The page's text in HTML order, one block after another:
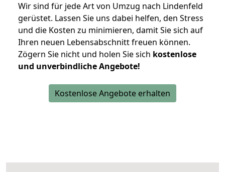
Wir sind für jede Art von Umzug nach Lindenfeld
gerüstet. Lassen Sie uns dabei helfen, den Stress
und die Kosten zu minimieren, damit Sie sich auf
Ihren neuen Lebensabschnitt freuen können.
Zögern Sie nicht und holen Sie sich kostenlose
und unverbindliche Angebote!
Kostenlose Angebote erhalten